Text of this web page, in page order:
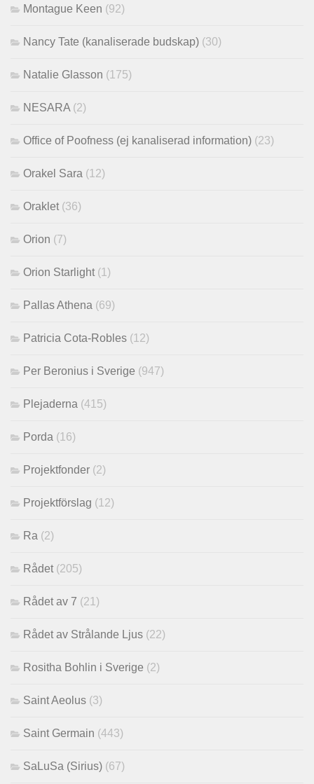
Montague Keen (92)
Nancy Tate (kanaliserade budskap) (30)
Natalie Glasson (175)
NESARA (2)
Office of Poofness (ej kanaliserad information) (23)
Orakel Sara (12)
Oraklet (36)
Orion (7)
Orion Starlight (1)
Pallas Athena (69)
Patricia Cota-Robles (12)
Per Beronius i Sverige (947)
Plejaderna (415)
Porda (16)
Projektfonder (2)
Projektförslag (12)
Ra (2)
Rådet (205)
Rådet av 7 (21)
Rådet av Strålande Ljus (22)
Rositha Bohlin i Sverige (2)
Saint Aeolus (3)
Saint Germain (443)
SaLuSa (Sirius) (67)